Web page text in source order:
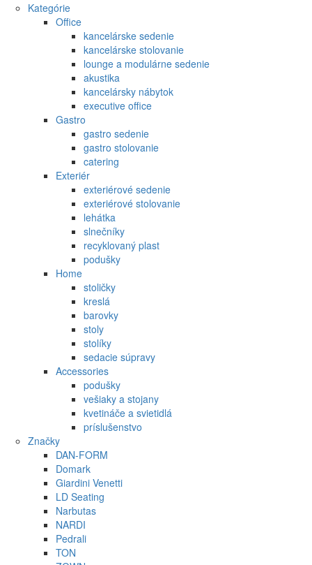
Kategórie
Office
kancelárske sedenie
kancelárske stolovanie
lounge a modulárne sedenie
akustika
kancelársky nábytok
executive office
Gastro
gastro sedenie
gastro stolovanie
catering
Exteriér
exteriérové sedenie
exteriérové stolovanie
lehátka
slnečníky
recyklovaný plast
podušky
Home
stoličky
kreslá
barovky
stoly
stolíky
sedacie súpravy
Accessories
podušky
vešiaky a stojany
kvetináče a svietidlá
príslušenstvo
Značky
DAN-FORM
Domark
Giardini Venetti
LD Seating
Narbutas
NARDI
Pedrali
TON